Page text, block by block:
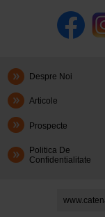
Despre Noi
Articole
Prospecte
Politica De
Confidentialitate